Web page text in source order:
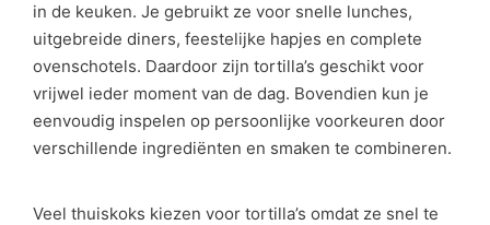
in de keuken. Je gebruikt ze voor snelle lunches,
uitgebreide diners, feestelijke hapjes en complete
ovenschotels. Daardoor zijn tortilla’s geschikt voor
vrijwel ieder moment van de dag. Bovendien kun je
eenvoudig inspelen op persoonlijke voorkeuren door
verschillende ingrediënten en smaken te combineren.
Veel thuiskoks kiezen voor tortilla’s omdat ze snel te